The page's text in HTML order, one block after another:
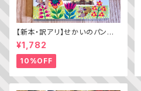
【新本・訳アリ】せかいのパン
ちきゅうのパン（普及版 かこさ
¥1,782
10%OFF